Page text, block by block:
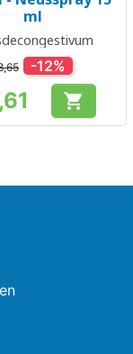
ml
-12%
Prijs 